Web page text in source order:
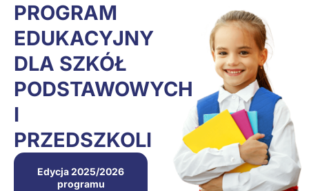
PROGRAM
EDUKACYJNY
DLA SZKÓŁ
PODSTAWOWYCH
I
PRZEDSZKOLI
Edycja 2025/2026
programu